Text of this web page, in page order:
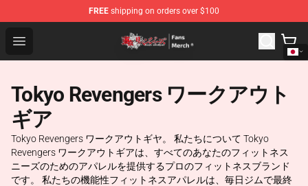
FREE shipping on orders over $100
Open menu
Tokyo Revengers Store - Official Tokyo Revengers
Tokyo Revengers ワークアウト
ギア
Tokyo Revengers ワークアウトギヤ。 私たちについて Tokyo
Revengers ワークアウトギアは、すべてのあなたのフィットネス
ニーズのためのアパレルを提供するプロのフィットネスブランド
です。 私たちの機能性フィットネスアパレルは、毎日ジムで最終